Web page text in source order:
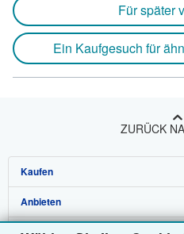
Für später
Ein Kaufgesuch für
ZURÜCK
Kaufen
Detailsuche
Anbieten